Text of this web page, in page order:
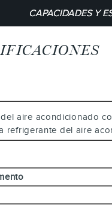
CAPACIDADES Y
aire acondicionado
refrigerante del aire